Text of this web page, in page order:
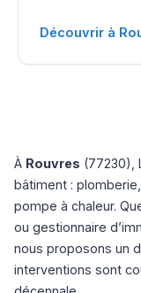
Découvrir à
À Rouvres (77230),
bâtiment :
pompe à chaleur.
ou gestionnaire
nous proposons un
interventions sont